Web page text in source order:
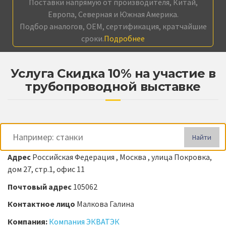
Поставки напрямую от производителя, Китай,
Европа, Северная и Южная Америка.
Подбор аналогов, OEM, сертификация, кратчайшие
сроки.Подробнее
Услуга Скидка 10% на участие в
трубопроводной выставке
Найти
Адрес Российская Федерация , Москва , улица Покровка,
дом 27, стр.1, офис 11
Почтовый адрес 105062
Контактное лицо Малкова Галина
Компания: Компания ЭКВАТЭК